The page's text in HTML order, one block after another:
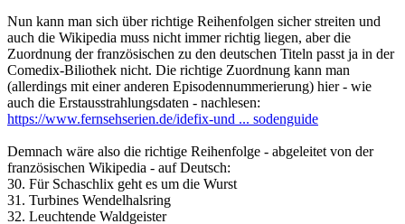
Nun kann man sich über richtige Reihenfolgen sicher streiten und
auch die Wikipedia muss nicht immer richtig liegen, aber die
Zuordnung der französischen zu den deutschen Titeln passt ja in der
Comedix-Biliothek nicht. Die richtige Zuordnung kann man
(allerdings mit einer anderen Episodennummerierung) hier - wie
auch die Erstausstrahlungsdaten - nachlesen:
https://www.fernsehserien.de/idefix-und ... sodenguide
Demnach wäre also die richtige Reihenfolge - abgeleitet von der
französischen Wikipedia - auf Deutsch:
30. Für Schaschlix geht es um die Wurst
31. Turbines Wendelhalsring
32. Leuchtende Waldgeister